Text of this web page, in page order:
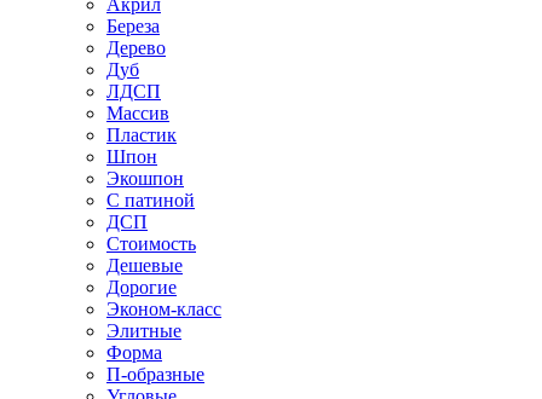
Акрил
Береза
Дерево
Дуб
ЛДСП
Массив
Пластик
Шпон
Экошпон
С патиной
ДСП
Стоимость
Дешевые
Дорогие
Эконом-класс
Элитные
Форма
П-образные